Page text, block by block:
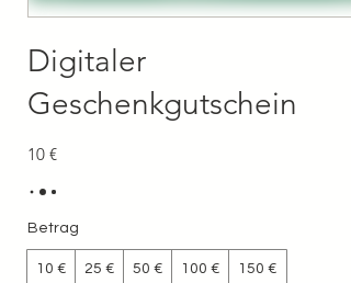
Digitaler
Geschenkgutschein
10 €
Betrag
10 € 25 € 50 € 100 € 150 €